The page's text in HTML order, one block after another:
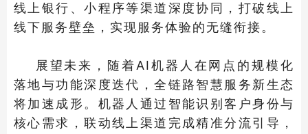
线上银行、小程序等渠道深度协同，打破线上
线下服务壁垒，实现服务体验的无缝衔接。
展望未来，随着AI机器人在网点的规模化
落地与功能深度迭代，全链路智慧服务新生态
将加速成形。机器人通过智能识别客户身份与
核心需求，联动线上渠道完成精准分流引导，